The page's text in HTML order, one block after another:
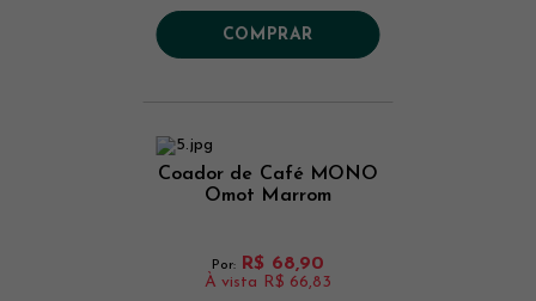
COMPRAR
Coador de Café MONO
Omot Marrom
Por: R$ 68,90
À vista R$ 66,83